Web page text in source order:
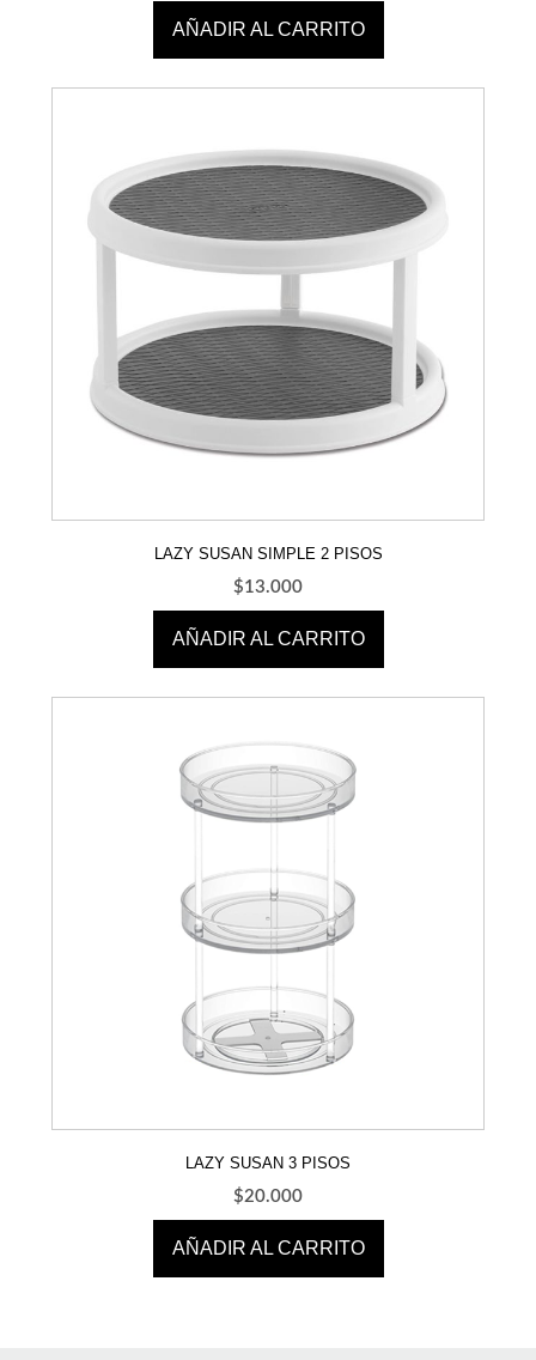
AÑADIR AL CARRITO
LAZY SUSAN SIMPLE 2 PISOS
$13.000
AÑADIR AL CARRITO
LAZY SUSAN 3 PISOS
$20.000
AÑADIR AL CARRITO